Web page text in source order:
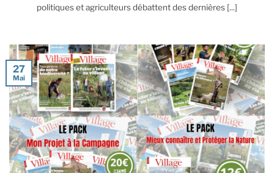
politiques et agriculteurs débattent des dernières [...]
27
Mai